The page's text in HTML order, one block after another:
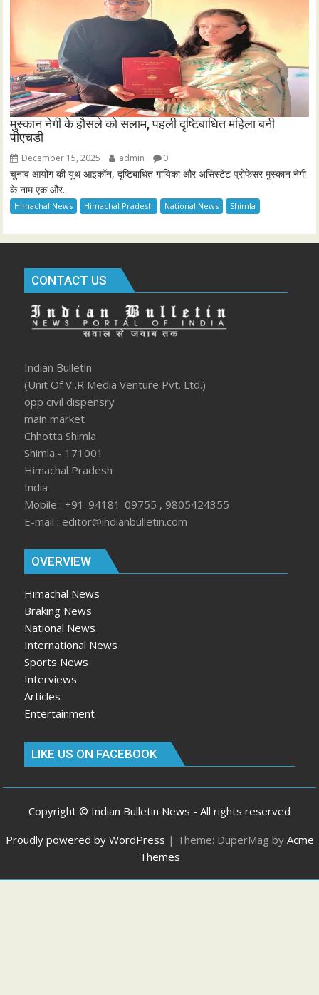
मुस्कान नेगी के हौसले को सलाम, पहली दृष्टिबाधित महिला बनी
पीएचडी
December 15, 2025 admin 0
चुनाव आयोग की यूथ आइकॉन, दृष्टिबाधित गायिका और असिस्टेंट प्रोफेसर मुस्कान नेगी
के नाम एक और...
Himachal News Himachal Pradesh National News Shimla
CONTACT US
Indian Bulletin
(Unit Of V .R Media Venture Pvt. Ltd.)
opp civil dispensry
main market
Chhotta Shimla
Shimla - 171001
Himachal Pradesh
India
Mobile : +91-94181-09755 , 9805424355
E-mail : editor@indianbulletin.com
OVERVIEW
Himachal News
Braking News
National News
International News
Sports News
Interviews
Articles
Entertainment
LIKE US ON FACEBOOK
Copyright © Indian Bulletin News - All rights reserved
Proudly powered by WordPress | Theme: DuperMag by Acme
Themes